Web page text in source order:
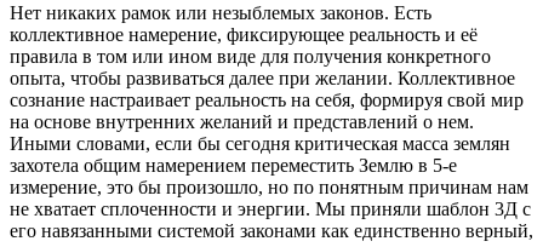
Нет никаких рамок или незыблемых законов. Есть
коллективное намерение, фиксирующее реальность и её
правила в том или ином виде для получения конкретного
опыта, чтобы развиваться далее при желании. Коллективное
сознание настраивает реальность на себя, формируя свой мир
на основе внутренних желаний и представлений о нем.
Иными словами, если бы сегодня критическая масса землян
захотела общим намерением переместить Землю в 5-е
измерение, это бы произошло, но по понятным причинам нам
не хватает сплоченности и энергии. Мы приняли шаблон 3Д с
его навязанными системой законами как единственно верный,